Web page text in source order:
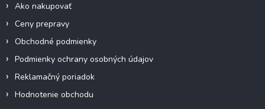
Ako nakupovať
Ceny prepravy
Obchodné podmienky
Podmienky ochrany osobných údajov
Reklamačný poriadok
Hodnotenie obchodu